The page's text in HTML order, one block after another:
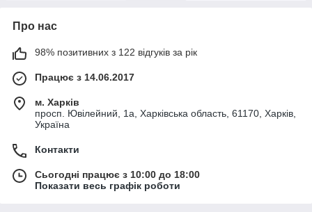
Про нас
98% позитивних з 122 відгуків за рік
Працює з 14.06.2017
м. Харків
просп. Ювілейний, 1а, Харківська область, 61170, Харків,
Україна
Контакти
Сьогодні працює з 10:00 до 18:00
Показати весь графік роботи